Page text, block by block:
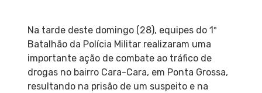
Na tarde deste domingo (28), equipes do 1º
Batalhão da Polícia Militar realizaram uma
importante ação de combate ao tráfico de
drogas no bairro Cara-Cara, em Ponta Grossa,
resultando na prisão de um suspeito e na